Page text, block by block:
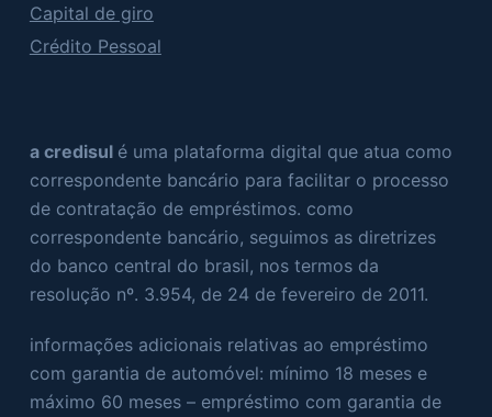
Capital de giro
Crédito Pessoal
a credisul é uma plataforma digital que atua como
correspondente bancário para facilitar o processo
de contratação de empréstimos. como
correspondente bancário, seguimos as diretrizes
do banco central do brasil, nos termos da
resolução nº. 3.954, de 24 de fevereiro de 2011.
informações adicionais relativas ao empréstimo
com garantia de automóvel: mínimo 18 meses e
máximo 60 meses – empréstimo com garantia de